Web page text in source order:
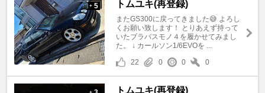
+ 5 トムユキ(再登録)
またGS300に戻ってきました😅 よろし
くお願い致します！ とりあえず持って
いたブラバスモノ４を履かせてみまし
た。 ↓ カールソン1/6EVOを ...
22
0 0 0
+ トムユキ(再登録)